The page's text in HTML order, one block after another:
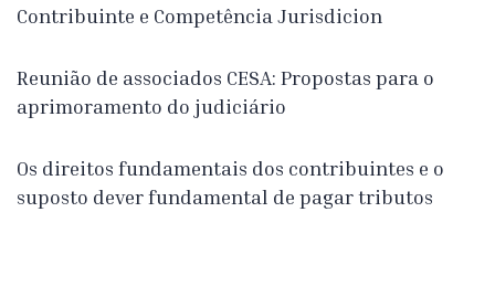
Contribuinte e Competência Jurisdicion
Reunião de associados CESA: Propostas para o
aprimoramento do judiciário
Os direitos fundamentais dos contribuintes e o
suposto dever fundamental de pagar tributos